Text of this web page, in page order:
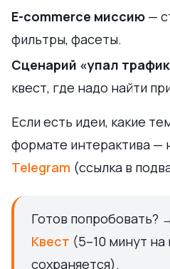
E-commerce миссию —
фильтры, фасеты.
Сценарий «упал
квест, где надо найти
Если есть идеи, какие
формате интерактива —
Telegram (ссылка в
Готов попробовать?
Квест (5–10 минут
сохраняется).